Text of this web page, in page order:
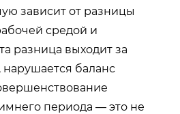
зависит от разницы
средой и
разница выходит за
баланс
периода — это не